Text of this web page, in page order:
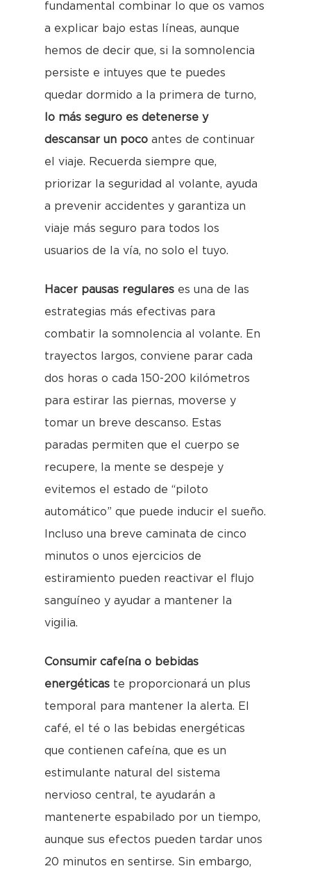
fundamental combinar lo que os vamos
a explicar bajo estas líneas, aunque
hemos de decir que, si la somnolencia
persiste e intuyes que te puedes
quedar dormido a la primera de turno,
lo más seguro es detenerse y
descansar un poco antes de continuar
el viaje. Recuerda siempre que,
priorizar la seguridad al volante, ayuda
a prevenir accidentes y garantiza un
viaje más seguro para todos los
usuarios de la vía, no solo el tuyo.
Hacer pausas regulares es una de las
estrategias más efectivas para
combatir la somnolencia al volante. En
trayectos largos, conviene parar cada
dos horas o cada 150-200 kilómetros
para estirar las piernas, moverse y
tomar un breve descanso. Estas
paradas permiten que el cuerpo se
recupere, la mente se despeje y
evitemos el estado de “piloto
automático” que puede inducir el sueño.
Incluso una breve caminata de cinco
minutos o unos ejercicios de
estiramiento pueden reactivar el flujo
sanguíneo y ayudar a mantener la
vigilia.
Consumir cafeína o bebidas
energéticas te proporcionará un plus
temporal para mantener la alerta. El
café, el té o las bebidas energéticas
que contienen cafeína, que es un
estimulante natural del sistema
nervioso central, te ayudarán a
mantenerte espabilado por un tiempo,
aunque sus efectos pueden tardar unos
20 minutos en sentirse. Sin embargo,